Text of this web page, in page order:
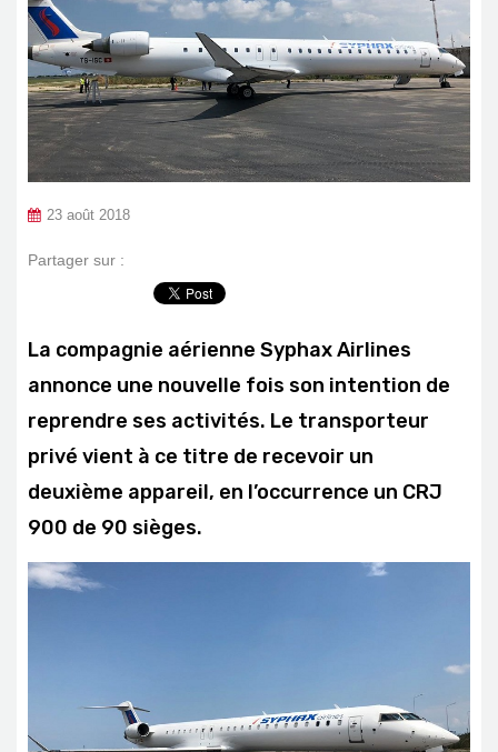
23 août 2018
Partager sur :
La compagnie aérienne Syphax Airlines
annonce une nouvelle fois son intention de
reprendre ses activités. Le transporteur
privé vient à ce titre de recevoir un
deuxième appareil, en l’occurrence un CRJ
900 de 90 sièges.